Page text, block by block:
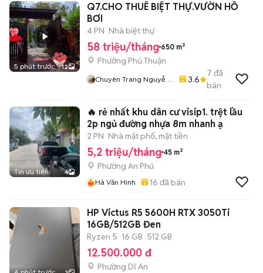
5 phút trước 12
Q7.CHO THUÊ BIỆT THỰ.VƯỜN HỒ
BƠI
4 PN Nhà biệt thự
58 triệu/tháng 650 m²
Phường Phú Thuận
Chuyên Trang Nguyễn
3.6
7 đã
bán
Tin ưu tiên 4
🔥 rẻ nhất khu dân cư visip1. trệt lầu
2p ngủ đường nhựa 8m nhanh ạ
2 PN Nhà mặt phố, mặt tiền
5,2 triệu/tháng 45 m²
Phường An Phú
Hà Văn Hinh 16 đã bán
HP Victus R5 5600H RTX 3050Ti
16GB/512GB Đen
Ryzen 5 16 GB 512 GB
12.500.000 đ
Phường Dĩ An